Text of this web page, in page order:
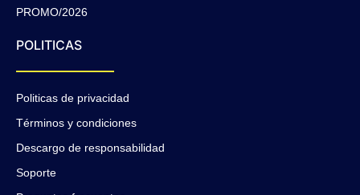
PROMO/2026
POLITICAS
Politicas de privacidad
Términos y condiciones
Descargo de responsabilidad
Soporte